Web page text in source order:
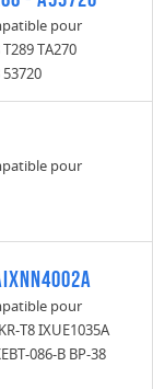
pour
TA270
pour
pour
T8 IXUE1035A
086-B BP-38